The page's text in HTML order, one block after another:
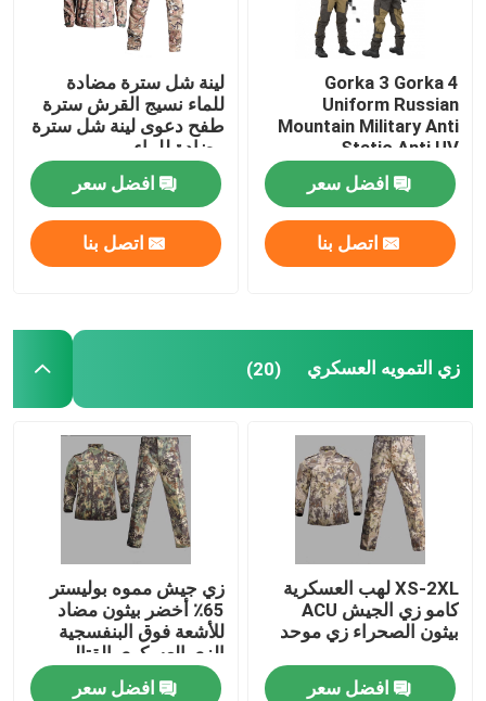
مسكن
Gorka 3 Gorka 4
Uniform Russian
Mountain Military Anti
Static Anti UV
افضل سعر
اتصل بنا
لينة شل سترة مضادة
للماء نسيج القرش سترة
طفح دعوى لينة شل سترة
مضادة للماء
افضل سعر
اتصل بنا
زي التمويه العسكري (20)
XS-2XL لهب العسكرية
كامو زي الجيش ACU
بيثون الصحراء زي موحد
افضل سعر
زي جيش مموه بوليستر
65٪ أخضر بيثون مضاد
للأشعة فوق البنفسجية
الزي العسكري القتالي
افضل سعر